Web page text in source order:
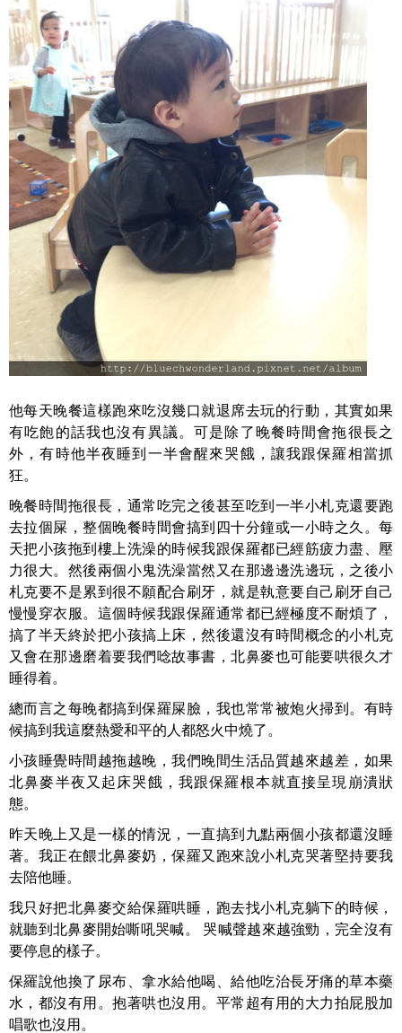
他每天晚餐這樣跑來吃沒幾口就退席去玩的行動，其實如果
有吃飽的話我也沒有異議。可是除了晚餐時間會拖很長之
外，有時他半夜睡到一半會醒來哭餓，讓我跟保羅相當抓
狂。
晚餐時間拖很長，通常吃完之後甚至吃到一半小札克還要跑
去拉個屎，整個晚餐時間會搞到四十分鐘或一小時之久。每
天把小孩拖到樓上洗澡的時候我跟保羅都已經筋疲力盡、壓
力很大。然後兩個小鬼洗澡當然又在那邊邊洗邊玩，之後小
札克要不是累到很不願配合刷牙，就是執意要自己刷牙自己
慢慢穿衣服。這個時候我跟保羅通常都已經極度不耐煩了，
搞了半天終於把小孩搞上床，然後還沒有時間概念的小札克
又會在那邊磨着要我們唸故事書，北鼻麥也可能要哄很久才
睡得着。
總而言之每晚都搞到保羅屎臉，我也常常被炮火掃到。有時
候搞到我這麼熱愛和平的人都怒火中燒了。
小孩睡覺時間越拖越晚，我們晚間生活品質越來越差，如果
北鼻麥半夜又起床哭餓，我跟保羅根本就直接呈現崩潰狀
態。
昨天晚上又是一樣的情況，一直搞到九點兩個小孩都還沒睡
著。我正在餵北鼻麥奶，保羅又跑來說小札克哭著堅持要我
去陪他睡。
我只好把北鼻麥交給保羅哄睡，跑去找小札克躺下的時候，
就聽到北鼻麥開始嘶吼哭喊。 哭喊聲越來越強勁，完全沒有
要停息的樣子。
保羅說他換了尿布、拿水給他喝、給他吃治長牙痛的草本藥
水，都沒有用。抱著哄也沒用。平常超有用的大力拍屁股加
唱歌也沒用。